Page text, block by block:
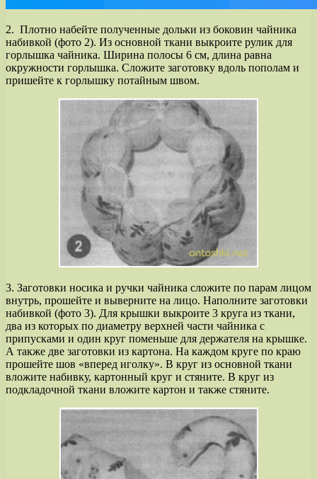
2. Плотно набейте полученные дольки из боковин чайника
набивкой (фото 2). Из основной ткани выкроите рулик для
горлышка чайника. Ширина полосы 6 см, длина равна
окружности горлышка. Сложите заготовку вдоль пополам и
пришейте к горлышку потайным швом.
3. Заготовки носика и ручки чайника сложите по парам лицом
внутрь, прошейте и выверните на лицо. Наполните заготовки
набивкой (фото 3). Для крышки выкроите 3 круга из ткани,
два из которых по диаметру верхней части чайника с
припусками и один круг поменьше для держателя на крышке.
А также две заготовки из картона. На каждом круге по краю
прошейте шов «вперед иголку». В круг из основной ткани
вложите набивку, картонный круг и стяните. В круг из
подкладочной ткани вложите картон и также стяните.